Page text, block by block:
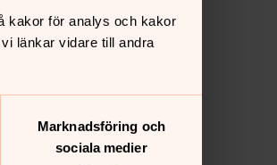
kakor för analys och kakor
länkar vidare till andra
Marknadsföring och
sociala medier